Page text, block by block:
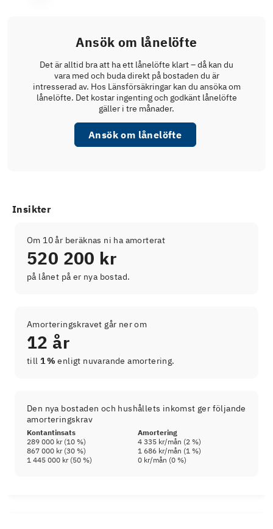
Ansök om lånelöfte
Det är alltid bra att ha ett lånelöfte klart – då kan du
vara med och buda direkt på bostaden du är
intresserad av. Hos Länsförsäkringar kan du ansöka om
lånelöfte. Det kostar ingenting och godkänt lånelöfte
gäller i tre månader.
Ansök om lånelöfte
Insikter
Om 10 år beräknas ni ha amorterat
520 200 kr
på lånet på er nya bostad.
Amorteringskravet går ner om
12 år
till 1 % enligt nuvarande amortering.
Den nya bostaden och hushållets inkomst ger följande
amorteringskrav
Kontantinsats
Amortering
289 000 kr(10 %) 4 335 kr/mån (2 %)
867 000 kr(30 %) 1 686 kr/mån (1 %)
1 445 000 kr(50 %) 0 kr/mån (0 %)